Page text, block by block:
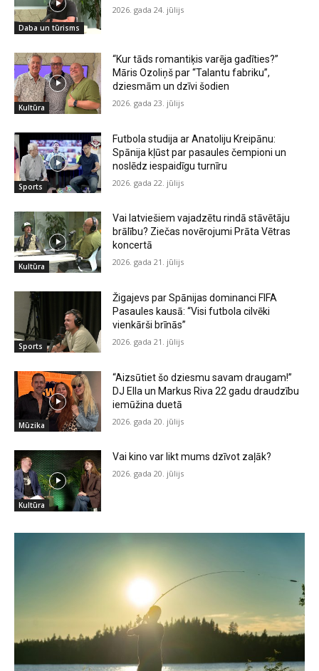
Daba un tūrisms
2026. gada 24. jūlijs
Kultūra
“Kur tāds romantiķis varēja gadīties?”
Māris Ozoliņš par “Talantu fabriku”,
dziesmām un dzīvi šodien
2026. gada 23. jūlijs
Sports
Futbola studija ar Anatoliju Kreipānu:
Spānija kļūst par pasaules čempioni un
noslēdz iespaidīgu turnīru
2026. gada 22. jūlijs
Kultūra
Vai latviešiem vajadzētu rindā stāvētāju
brālību? Ziečas novērojumi Prāta Vētras
koncertā
2026. gada 21. jūlijs
Sports
Žigajevs par Spānijas dominanci FIFA
Pasaules kausā: “Visi futbola cilvēki
vienkārši brīnās”
2026. gada 21. jūlijs
Mūzika
“Aizsūtiet šo dziesmu savam draugam!”
DJ Ella un Markus Riva 22 gadu draudzību
iemūžina duetā
2026. gada 20. jūlijs
Kultūra
Vai kino var likt mums dzīvot zaļāk?
2026. gada 20. jūlijs